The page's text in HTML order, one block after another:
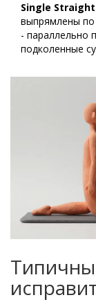
Single
выпрямлены по
- параллельно
подколенные